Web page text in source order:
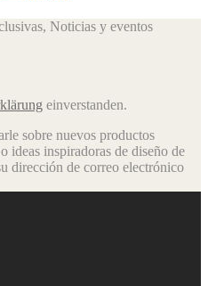
Noticias y eventos
einverstanden.
sobre nuevos productos
ideas inspiradoras de diseño de
dirección de correo electrónico